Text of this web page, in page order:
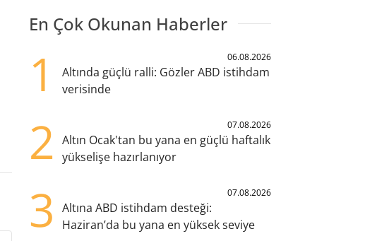
En Çok Okunan Haberler
1 06.08.2026
Altında güçlü ralli: Gözler ABD istihdam
verisinde
2 07.08.2026
Altın Ocak'tan bu yana en güçlü haftalık
yükselişe hazırlanıyor
3 07.08.2026
Altına ABD istihdam desteği:
Haziran’da bu yana en yüksek seviye